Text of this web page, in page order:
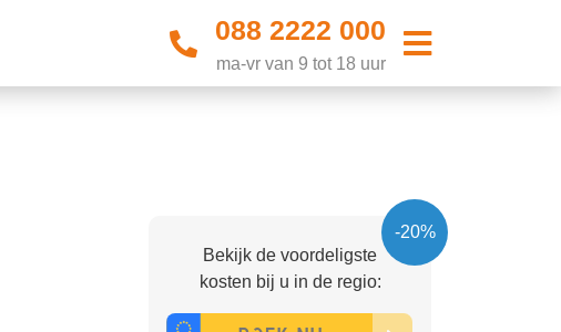
088 2222 000
ma-vr van 9 tot 18 uur
-20%
Bekijk de voordeligste
kosten bij u in de regio: